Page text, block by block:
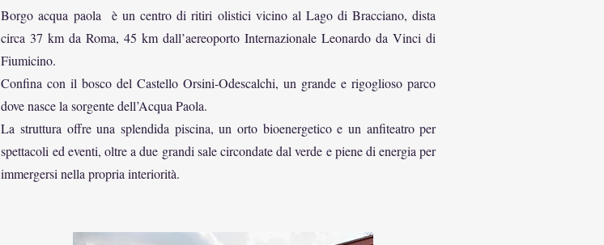
Borgo acqua paola è un centro di ritiri olistici vicino al Lago di Bracciano, dista
circa 37 km da Roma, 45 km dall’aereoporto Internazionale Leonardo da Vinci di
Fiumicino.
Confina con il bosco del Castello Orsini-Odescalchi, un grande e rigoglioso parco
dove nasce la sorgente dell’Acqua Paola.
La struttura offre una splendida piscina, un orto bioenergetico e un anfiteatro per
spettacoli ed eventi, oltre a due grandi sale circondate dal verde e piene di energia per
immergersi nella propria interiorità.